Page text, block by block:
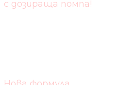
с дозираща помпа!